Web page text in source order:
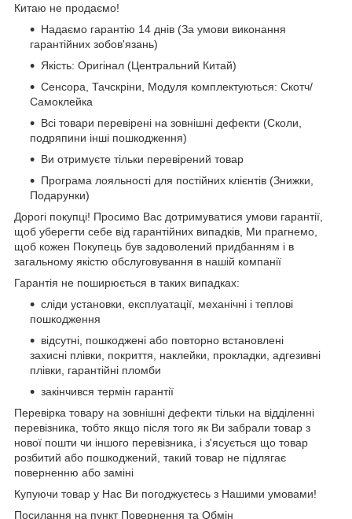
Китаю не продаємо!
Надаємо гарантію 14 днів (За умови виконання
гарантійних зобов'язань)
Якість: Оригінал (Центральний Китай)
Сенсора, Тачскріни, Модуля комплектуються: Скотч/
Самоклейка
Всі товари перевірені на зовнішні дефекти (Сколи,
подряпини інші пошкодження)
Ви отримуєте тільки перевірений товар
Програма лояльності для постійних клієнтів (Знижки,
Подарунки)
Дорогі покупці! Просимо Вас дотримуватися умови гарантії,
щоб уберегти себе від гарантійних випадків, Ми прагнемо,
щоб кожен Покупець був задоволений придбанням і в
загальному якістю обслуговування в нашій компанії
Гарантія не поширюється в таких випадках:
сліди установки, експлуатації, механічні і теплові
пошкодження
відсутні, пошкоджені або повторно встановлені
захисні плівки, покриття, наклейки, прокладки, адгезивні
плівки, гарантійні пломби
закінчився термін гарантії
Перевірка товару на зовнішні дефекти тільки на відділенні
перевізника, тобто якщо після того як Ви забрали товар з
нової пошти чи іншого перевізника, і з'ясується що товар
розбитий або пошкоджений, такий товар не підлягає
поверненню або заміні
Купуючи товар у Нас Ви погоджуєтесь з Нашими умовами!
Посилання на пункт Повернення та Обмін